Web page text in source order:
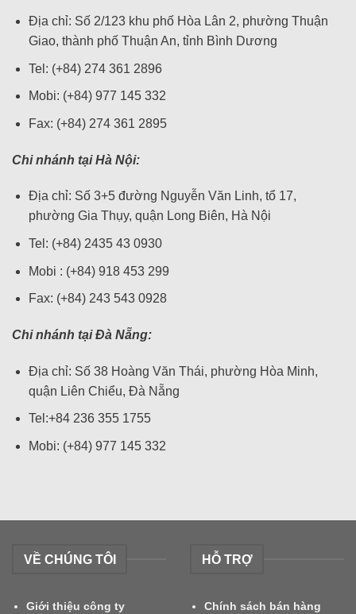
Địa chỉ: Số 2/123 khu phố Hòa Lân 2, phường Thuận
Giao, thành phố Thuận An, tỉnh Bình Dương
Tel: (+84) 274 361 2896
Mobi: (+84) 977 145 332
Fax: (+84) 274 361 2895
Chi nhánh tại Hà Nội:
Địa chỉ: Số 3+5 đường Nguyễn Văn Linh, tổ 17,
phường Gia Thụy, quận Long Biên, Hà Nội
Tel: (+84) 2435 43 0930
Mobi : (+84) 918 453 299
Fax: (+84) 243 543 0928
Chi nhánh tại Đà Nẵng:
Địa chỉ: Số 38 Hoàng Văn Thái, phường Hòa Minh,
quận Liên Chiểu, Đà Nẵng
Tel:+84 236 355 1755
Mobi: (+84) 977 145 332
VỀ CHÚNG TÔI
Giới thiệu công ty
HỖ TRỢ
Chính sách bán hàng